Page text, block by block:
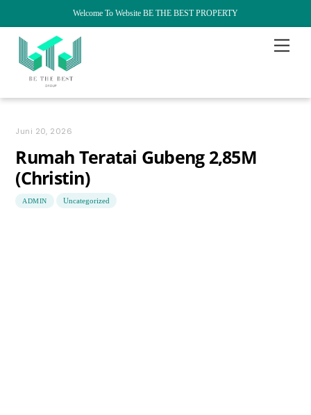
Welcome To Website BE THE BEST PROPERTY
content
Menu
Juni 20, 2026
Rumah Teratai Gubeng 2,85M
(Christin)
ADMIN Uncategorized